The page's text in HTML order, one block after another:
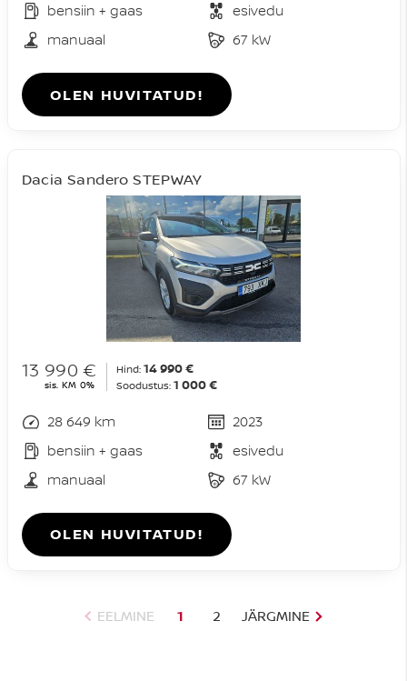
bensiin + gaas
esivedu
manuaal
67 kW
OLEN HUVITATUD!
Dacia Sandero STEPWAY
13 990 €
sis. KM 0%
Hind: 14 990 €
Soodustus: 1 000 €
28 649 km
2023
bensiin + gaas
esivedu
manuaal
67 kW
OLEN HUVITATUD!
EELMINE JÄRGMINE
1 2